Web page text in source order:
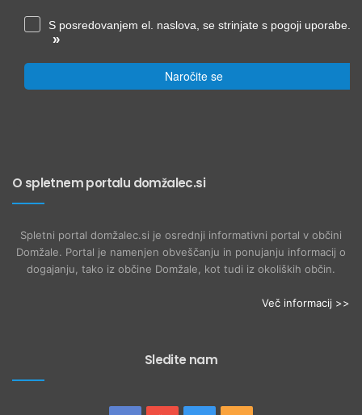
S posredovanjem el. naslova, se strinjate s pogoji uporabe.
»
Naročite se
O spletnem portalu domžalec.si
Spletni portal domžalec.si je osrednji informativni portal v občini
Domžale. Portal je namenjen obveščanju in ponujanju informacij o
dogajanju, tako iz občine Domžale, kot tudi iz okoliških občin.
Več informacij >>
Sledite nam